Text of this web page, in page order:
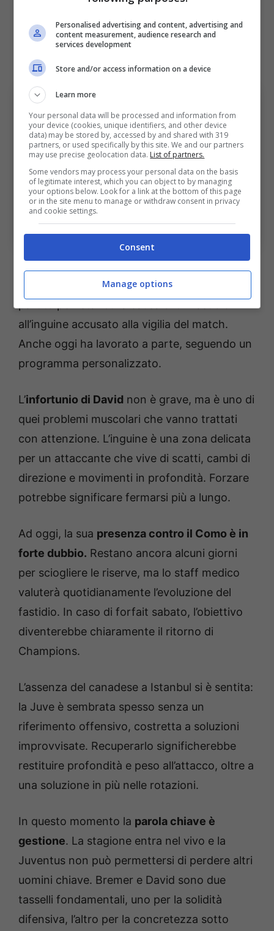
David ancora a parte: recupera
per Juve-Como?
Foto) – BolognaSportnews
L’attaccante canadese non è nemmeno
all’inguine accusato alla vigilia del match.
Anche oggi ha lavorato a parte, seguendo un
programma personalizzato.
L’infortunio di David non è grave, ma è uno di
quei problemi muscolari che vanno trattati
con attenzione. L’inguine è una zona delicata
per un attaccante che vive di scatti, cambi di
direzione e movimenti in profondità. Forzare
potrebbe significare fermarsi più a lungo.
Ad oggi, la sua presenza contro il Como è in
forte dubbio. Restano ancora alcuni giorni
per sciogliere le riserve, ma lo staff medico
valuterà quotidianamente l’evoluzione del
fastidio. In caso di forfait sabato, l’obiettivo
diventerebbe chiaramente il ritorno di
Champions.
L’assenza del canadese a Istanbul si è sentita:
la Juve è sembrata spesso senza un
riferimento offensivo, costretta a soluzioni
improvvisate. Recuperarlo significherebbe
restituire profondità e peso all’attacco, oltre a
una soluzione in più nelle rotazioni.
In questo momento la parola chiave è
gestione. La stagione entra nel vivo e la
Juventus non può permettersi di perdere altri
uomini chiave. Bremer e David sono due
tasselli fondamentali, uno per la solidità
difensiva, l’altro per la concretezza sotto
Personalised advertising and content, advertising and
content measurement, audience research and
services development
Store and/or access information on a device
Learn more
Your personal data will be processed and information from
your device (cookies, unique identifiers, and other device
data) may be stored by, accessed by and shared with 319
partners, or used specifically by this site. We and our partners
may use precise geolocation data. List of partners.
Some vendors may process your personal data on the basis
of legitimate interest, which you can object to by managing
your options below. Look for a link at the bottom of this page
or in the site menu to manage or withdraw consent in privacy
and cookie settings.
Consent
Manage options